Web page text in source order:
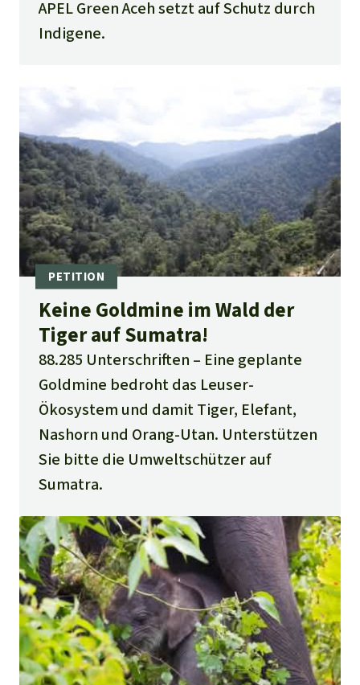
APEL Green Aceh setzt auf Schutz durch
Indigene.
Keine Goldmine im Wald der
Tiger auf Sumatra!
88.285 Unterschriften
Eine geplante
Goldmine bedroht das Leuser-
Ökosystem und damit Tiger, Elefant,
Nashorn und Orang-Utan. Unterstützen
Sie bitte die Umweltschützer auf
Sumatra.